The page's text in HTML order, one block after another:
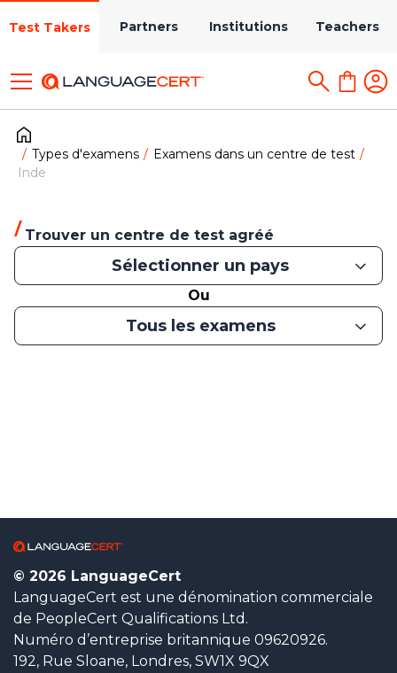
Test Takers Partners Institutions Teachers
Types d'examens
Examens dans un centre de test
Inde
Trouver un centre de test agréé
Sélectionner un pays
Ou
Tous les examens
© 2026 LanguageCert
LanguageCert est une dénomination commerciale
de PeopleCert Qualifications Ltd.
Numéro d’entreprise britannique 09620926.
192, Rue Sloane, Londres, SW1X 9QX